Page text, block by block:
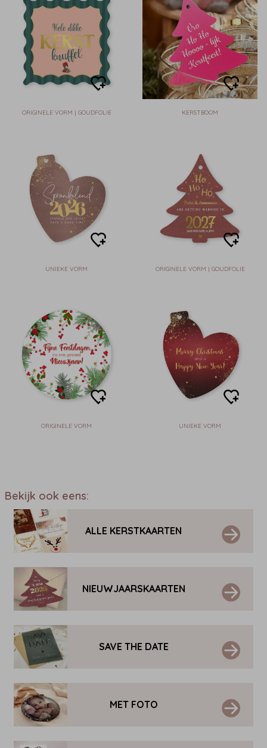
ORIGINELE VORM | GOUDFOLIE KERSTBOOM
UNIEKE VORM ORIGINELE VORM | GOUDFOLIE
ORIGINELE VORM UNIEKE VORM
Bekijk ook eens:
ALLE KERSTKAARTEN
NIEUWJAARSKAARTEN
SAVE THE DATE
MET FOTO